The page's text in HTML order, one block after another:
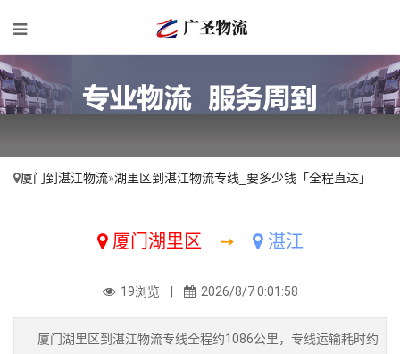
厦门到湛江物流»湖里区到湛江物流专线_要多少钱「全程直达」
厦门湖里区 ➙ 湛江
19浏览 | 2026/8/7 0:01:58
厦门湖里区到湛江物流专线全程约1086公里，专线运输耗时约